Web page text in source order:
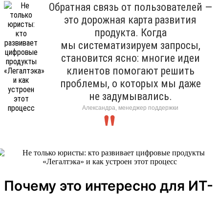
Обратная связь от пользователей —
это дорожная карта развития
продукта. Когда
мы систематизируем запросы,
становится ясно: многие идеи
клиентов помогают решить
проблемы, о которых мы даже
не задумывались.
Александра, менеджер поддержки
Почему это интересно для ИТ-